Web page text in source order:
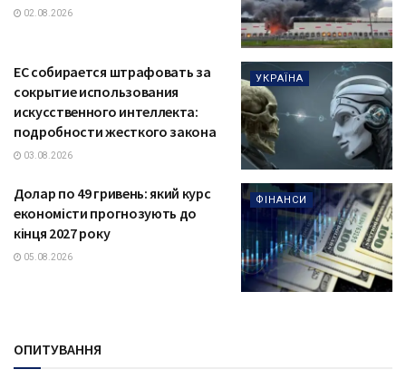
02.08.2026
УКРАЇНА
ЕС собирается штрафовать за
сокрытие использования
искусственного интеллекта:
подробности жесткого закона
03.08.2026
ФІНАНСИ
Долар по 49 гривень: який курс
економісти прогнозують до
кінця 2027 року
05.08.2026
ОПИТУВАННЯ